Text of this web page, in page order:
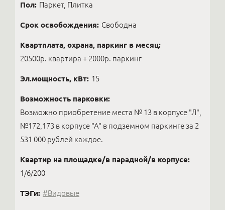
Пол: Паркет, Плитка
Срок освобождения: Свободна
Квартплата, охрана, паркинг в месяц:
20500р. квартира + 2000р. паркинг
Эл.мощность, кВт: 15
Возможность парковки:
Возможно приобретение места № 13 в корпусе "Л",
№172,173 в корпусе "А" в подземном паркинге за 2
531 000 рублей каждое.
Квартир на площадке/в парадной/в корпусе:
1/6/200
ТЭГи: #Видовые